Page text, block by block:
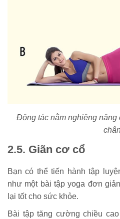
Động tác nằm nghiêng nâng
2.5. Giãn cơ cổ
Bạn có thể tiến hành tập
như một bài tập yoga đơn
lại tốt cho sức khỏe.
Bài tập tăng cường chiều